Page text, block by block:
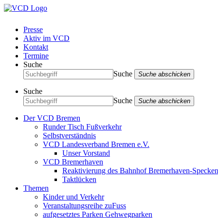
Presse
Aktiv im VCD
Kontakt
Termine
Suche
Suche
Suche abschicken
Suche
Suche
Suche abschicken
Der VCD Bremen
Runder Tisch Fußverkehr
Selbstverständnis
VCD Landesverband Bremen e.V.
Unser Vorstand
VCD Bremerhaven
Reaktivierung des Bahnhof Bremerhaven-
Taktlücken
Themen
Kinder und Verkehr
Veranstaltungsreihe zuFuss
aufgesetztes Parken Gehwegparken